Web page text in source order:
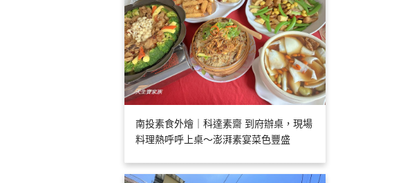
南投素食外燴｜科達素齋 到府辦桌，現場
料理熱呼呼上桌～澎湃素宴菜色豐盛